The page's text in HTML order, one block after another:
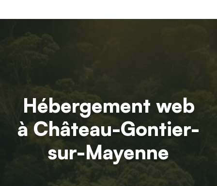
Hébergement web
à Château-Gontier-
sur-Mayenne